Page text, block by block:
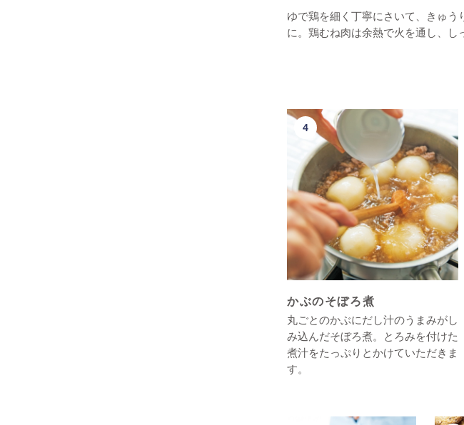
ゆで鶏を細く丁寧にさいて、きゅう
に。鶏むね肉は余熱で火を通し、し
かぶのそぼろ煮
丸ごとのかぶにだし汁のうまみがし
み込んだそぼろ煮。とろみを付けた
煮汁をたっぷりとかけていただきま
す。